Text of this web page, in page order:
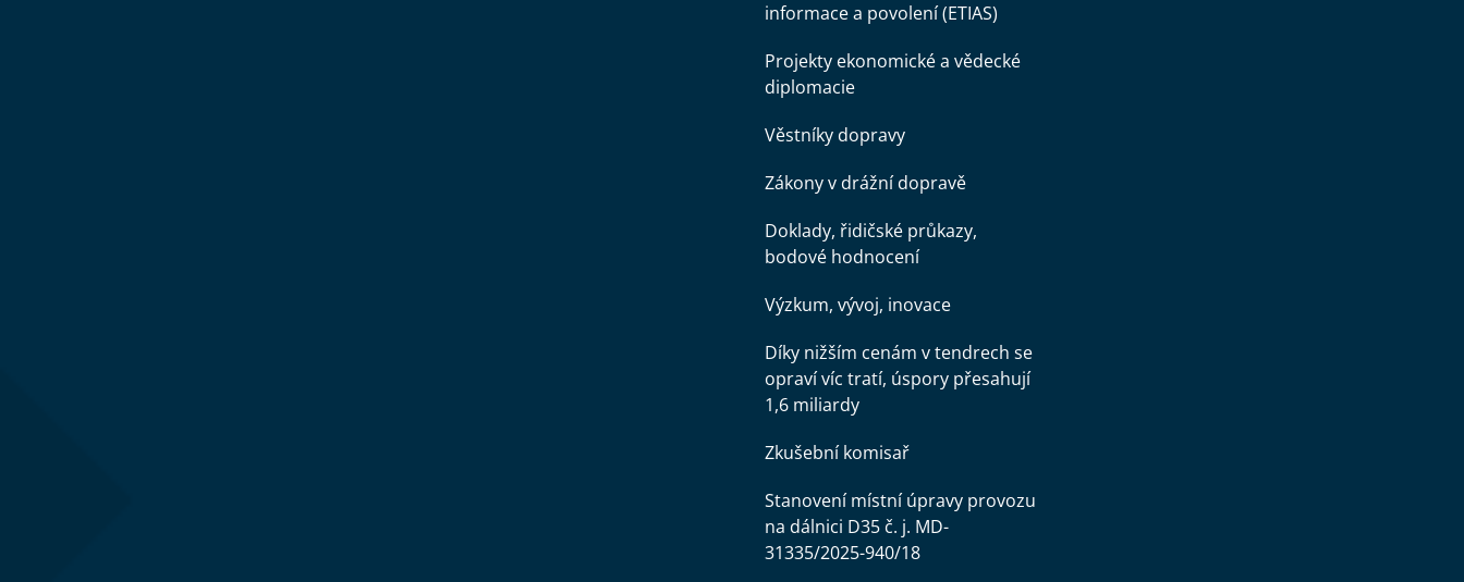
informace a povolení (ETIAS)
Projekty ekonomické a vědecké
diplomacie
Věstníky dopravy
Zákony v drážní dopravě
Doklady, řidičské průkazy,
bodové hodnocení
Výzkum, vývoj, inovace
Díky nižším cenám v tendrech se
opraví víc tratí, úspory přesahují
1,6 miliardy
Zkušební komisař
Stanovení místní úpravy provozu
na dálnici D35 č. j. MD-
31335/2025-940/18